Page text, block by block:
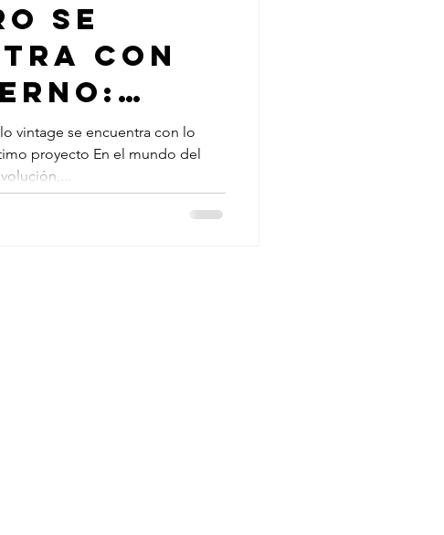
se
con
de
Dia
en
vintage se encuentra con lo
proyecto En el mundo del